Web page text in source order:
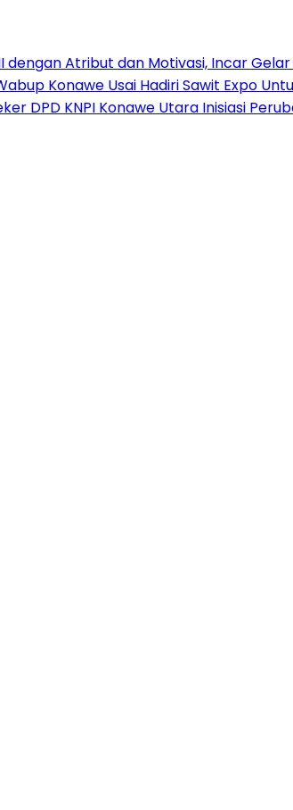
Atribut dan Motivasi, Incar
Konawe Usai Hadiri Sawit Expo
DPD KNPI Konawe Utara Inisiasi